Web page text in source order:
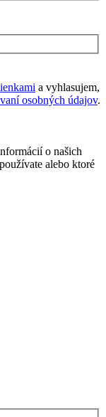
a vyhlasujem,
osobných údajov.
o našich
alebo ktoré